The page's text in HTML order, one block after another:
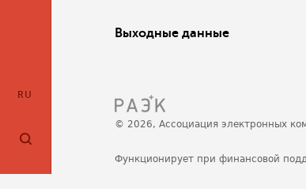
RU
Выходные данные
© 2026, Ассоциация электронных
Функционирует при финансовой
развития, связи и массовых